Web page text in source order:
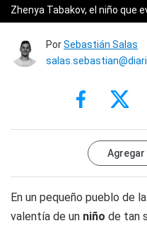
Zhenya Tabakov, el niño que
PorSebastián Salas
Agregar
En un pequeño pueblo de
valentía de un niño de tan